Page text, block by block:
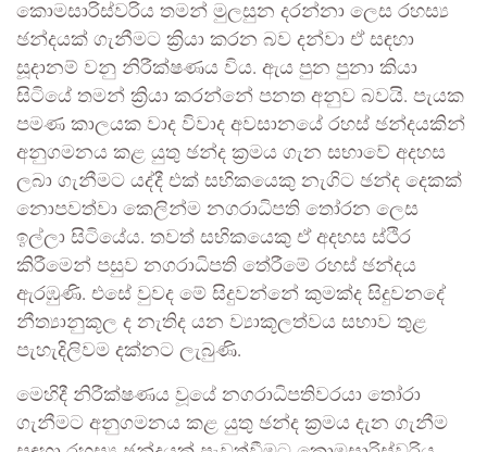
කොමසාරිස්වරිය තමන් මුලසුන දරන්නා ලෙස රහස්‍ය
ඡන්දයක් ගැනීමට ක්‍රියා කරන බව දන්වා ඒ සඳහා
සූදානම් වනු නිරීක්ෂණය විය. ඇය පුන පුනා කියා
සිටියේ තමන් ක්‍රියා කරන්නේ පනත අනුව බවයි. පැයක
පමණ කාලයක වාද විවාද අවසානයේ රහස් ඡන්දයකින්
අනුගමනය කළ යුතු ඡන්ද ක්‍රමය ගැන සභාවේ අදහස
ලබා ගැනීමට යද්දී එක් සභිකයෙකු නැගිට ඡන්ද දෙකක්
නොපවත්වා කෙලින්ම නගරාධිපති තෝරන ලෙස
ඉල්ලා සිටියේය. තවත් සභිකයෙකු ඒ අදහස ස්ථිර
කිරීමෙන් පසුව නගරාධිපති තේරීමේ රහස් ඡන්දය
ඇරඹුණි. එසේ වුවද මේ සිදුවන්නේ කුමක්ද සිදුවනදේ
නීත්‍යානුකූල ද නැතිද යන ව්‍යාකූලත්වය සභාව තුළ
පැහැදිලිවම දක්නට ලැබුණි.
මෙහිදී නිරීක්ෂණය වූයේ නගරාධිපතිවරයා තෝරා
ගැනීමට අනුගමනය කළ යුතු ඡන්ද ක්‍රමය දැන ගැනීම